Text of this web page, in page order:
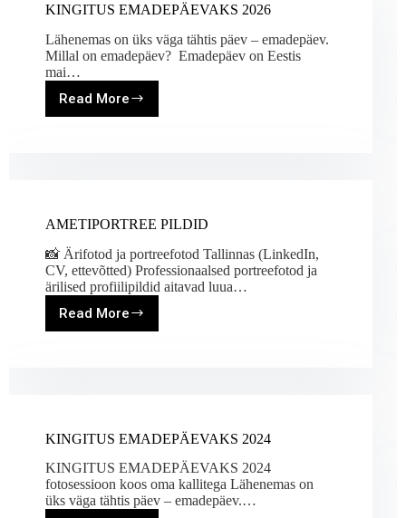
KINGITUS EMADEPÄEVAKS 2026
Lähenemas on üks väga tähtis päev – emadepäev.
Millal on emadepäev? Emadepäev on Eestis
mai…
Read MoreKINGITUS
EMADEPÄEVAKS
AMETIPORTREE PILDID
📸 Ärifotod ja portreefotod Tallinnas (LinkedIn,
CV, ettevõtted) Professionaalsed portreefotod ja
ärilised profiilipildid aitavad luua…
Read MoreAMETIPORTREE
PILDID
KINGITUS EMADEPÄEVAKS 2024
KINGITUS EMADEPÄEVAKS 2024
fotosessioon koos oma kallitega Lähenemas on
üks väga tähtis päev – emadepäev.…